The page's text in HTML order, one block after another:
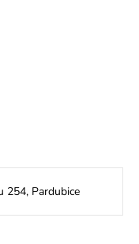
254, Pardubice